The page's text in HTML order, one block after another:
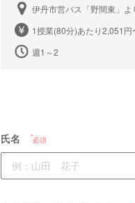
伊丹市営バス「野間東」
1授業(80分)あたり2,051円
週1～2
氏名 必須